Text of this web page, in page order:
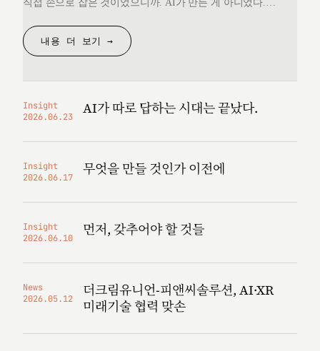
직접 손으로 잡은 것이었으니까. AI가 만든 게 아니었다.
것을 변호할 언어를 끝내 찾지 못했다. 돌아오는 길에
생각했다. 대체 "AI 같다"는…
내용 더 보기 →
Insight
2026.06.23
AI가 따로 답하는 시대는 끝났다.
Insight
2026.06.17
무엇을 만들 것인가 이전에
Insight
2026.06.10
먼저, 갖추어야 할 것들
News
2026.05.12
더크림유니언-피앤씨솔루션, AI·XR
미래기술 협력 맞손